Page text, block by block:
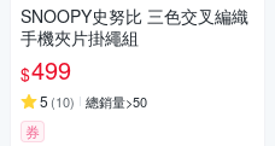
SNOOPY史努比 三色交叉編織
手機夾片掛繩組
$499
5 (10) 總銷量>50
券